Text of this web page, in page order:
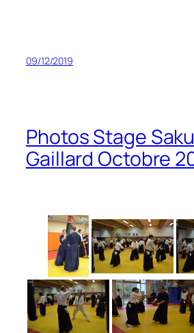
09/12/2019
Photos Stage
Gaillard Octobre